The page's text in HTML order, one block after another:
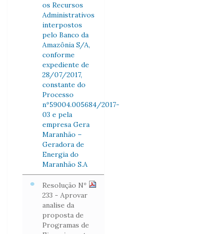
os Recursos
Administrativos
interpostos
pelo Banco da
Amazônia S/A,
conforme
expediente de
28/07/2017,
constante do
Processo
nº59004.005684/2017-
03 e pela
empresa Gera
Maranhão –
Geradora de
Energia do
Maranhão S.A
Resolução Nº
233 - Aprovar
analise da
proposta de
Programas de